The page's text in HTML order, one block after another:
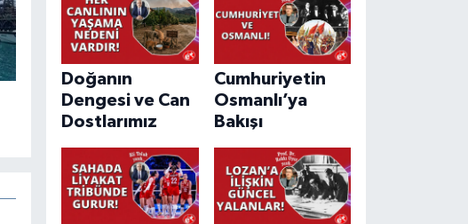
Doğanın
Dengesi ve Can
Dostlarımız
Cumhuriyetin
Osmanlı’ya
Bakışı